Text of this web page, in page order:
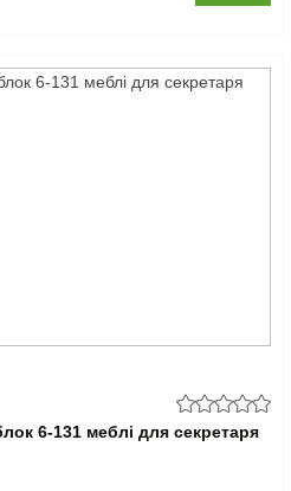
6-131 меблі для секретаря